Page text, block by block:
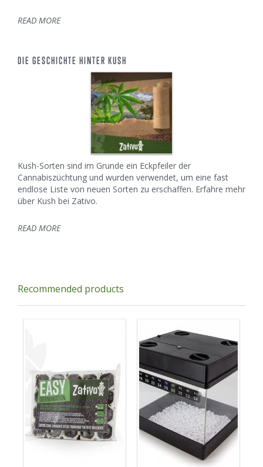
READ MORE
DIE GESCHICHTE HINTER KUSH
Kush-Sorten sind im Grunde ein Eckpfeiler der
Cannabiszüchtung und wurden verwendet, um eine fast
endlose Liste von neuen Sorten zu erschaffen. Erfahre mehr
über Kush bei Zativo.
READ MORE
Recommended products